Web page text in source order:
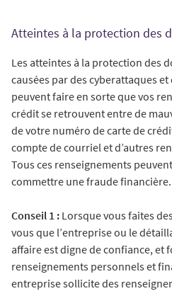
Atteintes à la protection des
Les atteintes à la protection des
causées par des cyberattaques
peuvent faire en sorte que vos
crédit se retrouvent entre de
de votre numéro de carte de
compte de courriel et d’autres
Tous ces renseignements
commettre une fraude financière.
Conseil 1 : Lorsque vous faites
vous que l’entreprise ou le
affaire est digne de confiance, et
renseignements personnels et
entreprise sollicite des